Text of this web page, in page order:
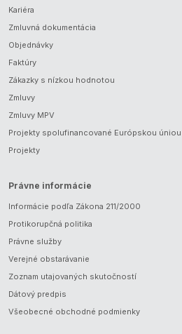
Kariéra
Zmluvná dokumentácia
Objednávky
Faktúry
Zákazky s nízkou hodnotou
Zmluvy
Zmluvy MPV
Projekty spolufinancované Európskou úniou
Projekty
Právne informácie
Informácie podľa Zákona 211/2000
Protikorupčná politika
Právne služby
Verejné obstarávanie
Zoznam utajovaných skutočností
Dátový predpis
Všeobecné obchodné podmienky